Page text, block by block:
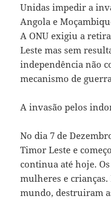
Unidas impedir a
Angola e
A ONU exigiu a
Leste mas sem
independência não
mecanismo de
A invasão pelos
No dia 7 de
Timor Leste e
continua até hoje.
mulheres e
mundo, destruiram